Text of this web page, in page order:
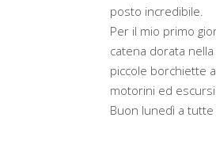
posto incredibile.
Per il mio primo
catena dorata
piccole borchiette
motorini ed
Buon lunedì a tutte